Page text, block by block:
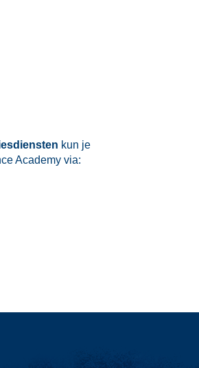
kun je
Academy via: